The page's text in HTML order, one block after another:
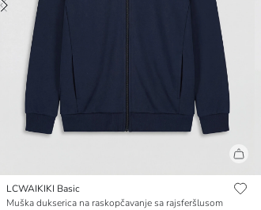
LCWAIKIKI Basic
Muška dukserica na raskopčavanje sa rajsferšlusom